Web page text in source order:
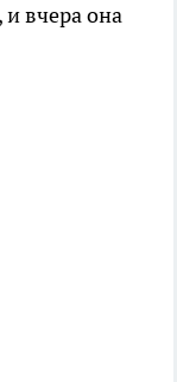
и вчера она